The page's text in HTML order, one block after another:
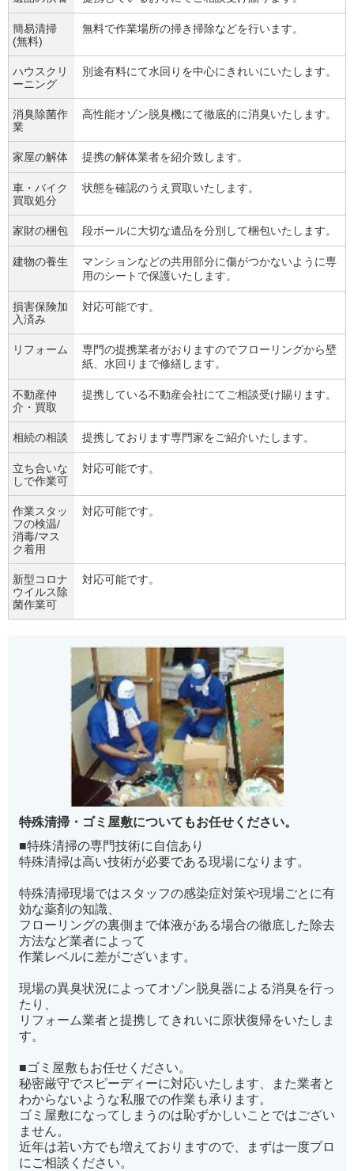
簡易清掃
(無料)
無料で作業場所の掃き掃除などを行います。
ハウスクリ
ーニング
別途有料にて水回りを中心にきれいにいたします。
消臭除菌作
業
高性能オゾン脱臭機にて徹底的に消臭いたします。
家屋の解体 提携の解体業者を紹介致します。
車・バイク
買取処分
状態を確認のうえ買取いたします。
家財の梱包 段ボールに大切な遺品を分別して梱包いたします。
建物の養生
マンションなどの共用部分に傷がつかないように専
用のシートで保護いたします。
損害保険加
入済み
対応可能です。
リフォーム
専門の提携業者がおりますのでフローリングから壁
紙、水回りまで修繕します。
不動産仲
介・買取
提携している不動産会社にてご相談受け賜ります。
相続の相談 提携しております専門家をご紹介いたします。
立ち合いな
しで作業可
対応可能です。
作業スタッ
フの検温/
消毒/マス
ク着用
対応可能です。
新型コロナ
ウイルス除
菌作業可
対応可能です。
特殊清掃・ゴミ屋敷についてもお任せください。
■特殊清掃の専門技術に自信あり
特殊清掃は高い技術が必要である現場になります。
特殊清掃現場ではスタッフの感染症対策や現場ごとに有
効な薬剤の知識、
フローリングの裏側まで体液がある場合の徹底した除去
方法など業者によって
作業レベルに差がございます。
現場の異臭状況によってオゾン脱臭器による消臭を行っ
たり、
リフォーム業者と提携してきれいに原状復帰をいたしま
す。
■ゴミ屋敷もお任せください。
秘密厳守でスピーディーに対応いたします、また業者と
わからないような私服での作業も承ります。
ゴミ屋敷になってしまうのは恥ずかしいことではござい
ません。
近年は若い方でも増えておりますので、まずは一度プロ
にご相談ください。